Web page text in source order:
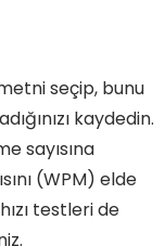
seçip, bunu
kaydedin.
sayısına
(WPM) elde
testleri de